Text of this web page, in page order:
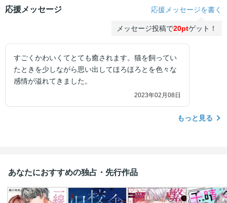
応援メッセージ 応援メッセージを書く
メッセージ投稿で20ptゲット！
すごくかわいくてとても癒されます。猫を飼ってい
たときを少しながら思い出してほろほろとを色々な
感情が溢れてきました。
2023年02月08日
もっと見る
あなたにおすすめの独占・先行作品